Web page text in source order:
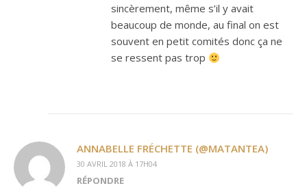
sincèrement, même s’il y avait
beaucoup de monde, au final on est
souvent en petit comités donc ça ne
se ressent pas trop
ANNABELLE FRÉCHETTE (@MATANTEA)
30 AVRIL 2018 À 17H04
RÉPONDRE